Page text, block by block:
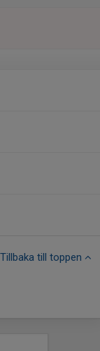
Tillbaka till toppen